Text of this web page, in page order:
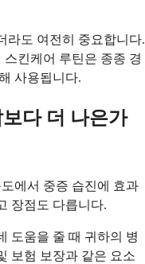
라도 여전히 중요합니다.
킨케어 루틴은 종종 경
사용됩니다.
다 더 나은가
에서 중증 습진에 효과
장점도 다릅니다.
도움을 줄 때 귀하의 병
보험 보장과 같은 요소